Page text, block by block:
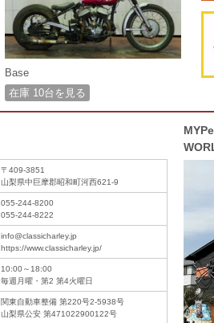
Base
在庫 10台を見る
〒409-3851
山梨県中巨摩郡昭和町河西621-9
055-244-8200
055-244-8222
info@classicharley.jp
https://www.classicharley.jp/
10:00～18:00
毎週月曜・第2 第4火曜日
関東自動車整備 第220号2-5938号
山梨県公安 第471022900122号